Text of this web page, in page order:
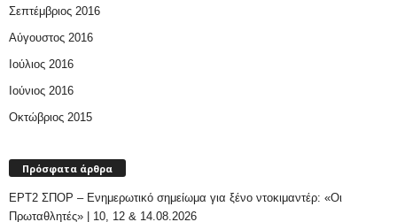
Σεπτέμβριος 2016
Αύγουστος 2016
Ιούλιος 2016
Ιούνιος 2016
Οκτώβριος 2015
Πρόσφατα άρθρα
ΕΡΤ2 ΣΠΟΡ – Ενημερωτικό σημείωμα για ξένο ντοκιμαντέρ: «Οι
Πρωταθλητές» | 10, 12 & 14.08.2026